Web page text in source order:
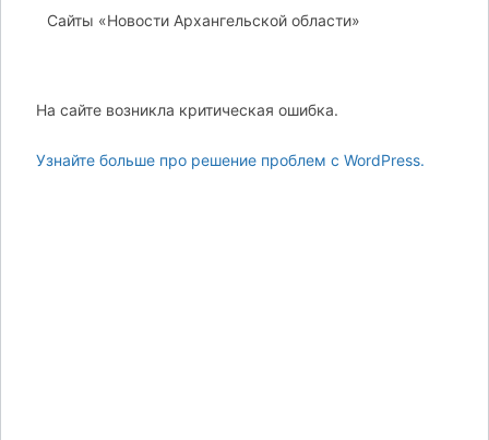
Сайты «Новости Архангельской области»
На сайте возникла критическая ошибка.
Узнайте больше про решение проблем с WordPress.